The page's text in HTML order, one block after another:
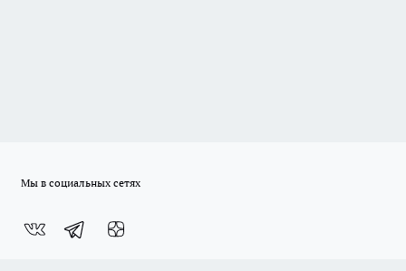
Мы в социальных сетях